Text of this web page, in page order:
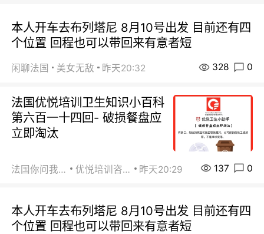
本人开车去布列塔尼 8月10号出发 目前还有四
个位置 回程也可以带回来有意者短
闲聊法国 美女无敌 昨天20:32 328 0
法国优悦培训卫生知识小百科
第六百一十四回- 破损餐盘应
立即淘汰
法国你问我答 优悦培训咨询 昨天20:29 137 0
本人开车去布列塔尼 8月10号出发 目前还有四
个位置 回程也可以带回来有意者短